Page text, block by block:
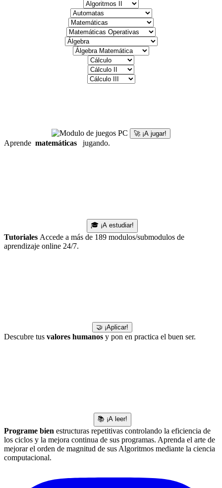
🚀 ¡A jugar!
Aprende matemáticas jugando.
🎓 ¡A estudiar!
Tutoriales Accede a más de 189 modulos/submodulos de
aprendizaje online 24/7.
🤝 ¡Aplicar!
Descubre tus valores humanos y pon en practica el buen ser.
📚 ¡A leer!
Programe bien estructuras repetitivas controlando la eficiencia de
los ciclos y la mejora continua de sus programas. Aprenda el arte de
mejorar el orden de magnitud de sus Algoritmos mediante la ciencia
computacional.